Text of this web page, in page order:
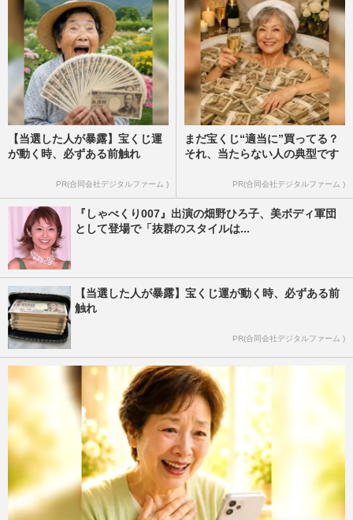
【当選した人が暴露】宝くじ運
が動く時、必ずある前触れ
PR(合同会社デジタルファーム )
まだ宝くじ“適当に”買ってる？
それ、当たらない人の典型です
PR(合同会社デジタルファーム )
『しゃべくり007』出演の畑野ひろ子、美ボディ軍団
として登場で「抜群のスタイルは...
【当選した人が暴露】宝くじ運が動く時、必ずある前
触れ
PR(合同会社デジタルファーム )